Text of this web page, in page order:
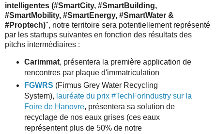
intelligentes (#SmartCity, #SmartBuilding,
#SmartMobility, #SmartEnergy, #SmartWater &
#Proptech)", notre territoire sera potentiellement représenté
par les startups suivantes en fonction des résultats des
pitchs intermédiaires :
Carimmat, présentera la première application de
rencontres par plaque d'immatriculation
FGWRS (Firmus Grey Water Recycling
System), lauréate du prix #TechForIndustry sur la
Foire de Hanovre, présentera sa solution de
recyclage de nos eaux grises (ces eaux
représentent plus de 50% de notre